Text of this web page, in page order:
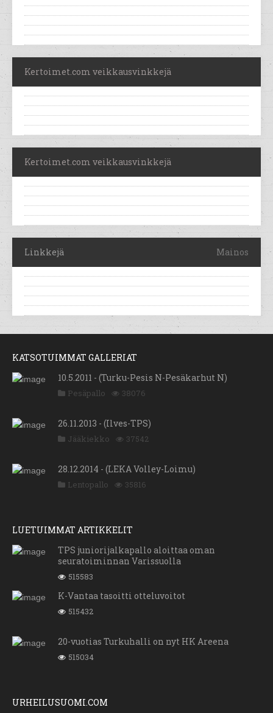
Kertoimet.com veikkausvinkkejä
Kertoimet.com veikkausvinkkejä
Linkkejä Mainos
KATSOTUIMMAT GALLERIAT
10.5.2011 - (Turku-Pesis N-Pesäkarhut N)
Pesäpallo 38076
26.11.2013 - (Ilves-TPS)
Jääkiekko 37542
28.12.2014 - (LEKA Volley-Loimu)
Lentopallo 35816
LUETUIMMAT ARTIKKELIT
TPS juniorijalkapallo aloittaa oman
seuratoiminnan Varissuolla
515583
K-Vantaa tasoitti otteluvoitot
515432
20-vuotias Turkuhalli on nyt HK Areena
515034
URHEILUSUOMI.COM